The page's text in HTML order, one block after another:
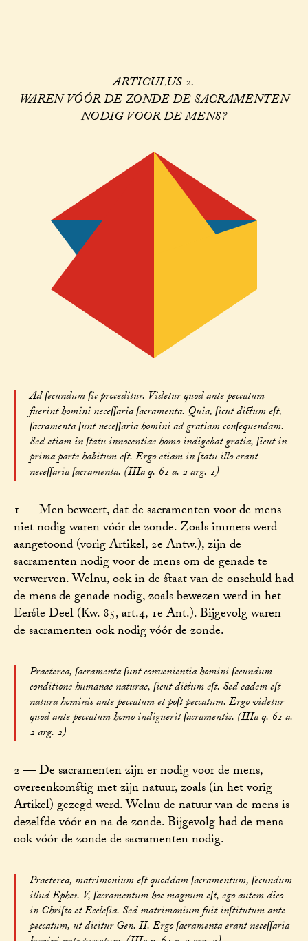
ARTICULUS 2.
WAREN VÓÓR DE ZONDE DE SACRAMENTEN
NODIG VOOR DE MENS?
Ad ſecundum ſic proceditur. Videtur quod ante peccatum
fuerint homini neceſſaria ſacramenta. Quia, ſicut dictum eſt,
ſacramenta ſunt neceſſaria homini ad gratiam conſequendam.
Sed etiam in ſtatu innocentiae homo indigebat gratia, ſicut in
prima parte habitum eſt. Ergo etiam in ſtatu illo erant
neceſſaria ſacramenta. (IIIa q. 61 a. 2 arg. 1)
1 — Men beweert, dat de sacramenten voor de mens
niet nodig waren vóór de zonde. Zoals immers werd
aangetoond (vorig Artikel, 2e Antw.), zijn de
sacramenten nodig voor de mens om de genade te
verwerven. Welnu, ook in de staat van de onschuld had
de mens de genade nodig, zoals bewezen werd in het
Eerste Deel (Kw. 85, art.4, 1e Ant.). Bijgevolg waren
de sacramenten ook nodig vóór de zonde.
Praeterea, ſacramenta ſunt convenientia homini ſecundum
conditione humanae naturae, ſicut dictum eſt. Sed eadem eſt
natura hominis ante peccatum et poſt peccatum. Ergo videtur
quod ante peccatum homo indiguerit ſacramentis. (IIIa q. 61 a.
2 arg. 2)
2 — De sacramenten zijn er nodig voor de mens,
overeenkomstig met zijn natuur, zoals (in het vorig
Artikel) gezegd werd. Welnu de natuur van de mens is
dezelfde vóór en na de zonde. Bijgevolg had de mens
ook vóór de zonde de sacramenten nodig.
Praeterea, matrimonium eſt quoddam ſacramentum, ſecundum
illud Ephes. V, ſacramentum hoc magnum eſt, ego autem dico
in Chriſto et Eccleſia. Sed matrimonium fuit inſtitutum ante
peccatum, ut dicitur Gen. II. Ergo ſacramenta erant neceſſaria